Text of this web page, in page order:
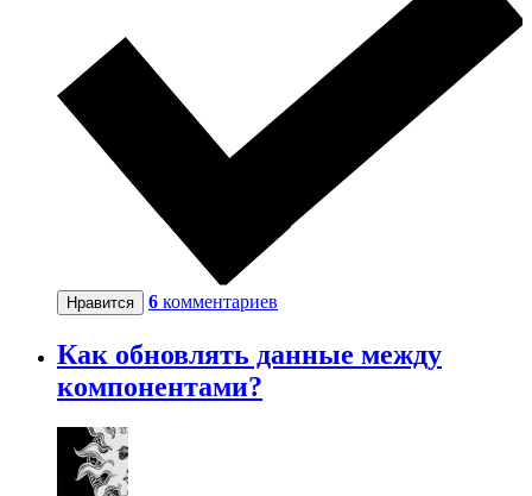
Нравится 6 комментариев
Как обновлять данные между
компонентами?